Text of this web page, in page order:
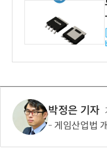
박정은 기자
게임산업법 개편 논